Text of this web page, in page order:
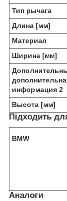
Тип рычага
Длина [мм]
Материал
Ширина [мм]
информация 2
Высота [мм]
Підходить
BMW
Аналоги